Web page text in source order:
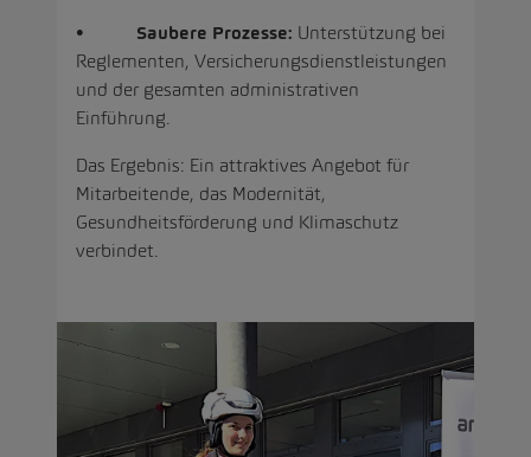
• Saubere Prozesse: Unterstützung bei
Reglementen, Versicherungsdienstleistungen
und der gesamten administrativen
Einführung.
Das Ergebnis: Ein attraktives Angebot für
Mitarbeitende, das Modernität,
Gesundheitsförderung und Klimaschutz
verbindet.